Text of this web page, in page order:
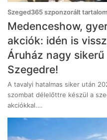
Szeged365 szponzorált tartalom
Medenceshow,
akciók: idén is
Áruház nagy
Szegedre!
A tavalyi hatalmas siker után
szombat délelőttre készül a
akciókkal.…